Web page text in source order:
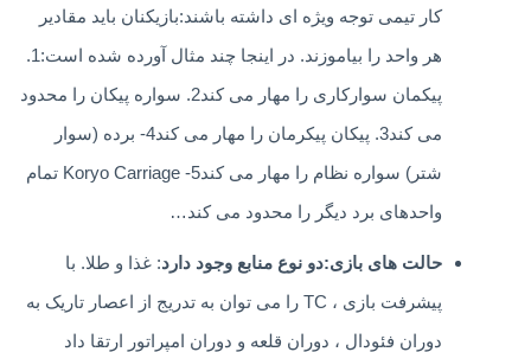
کار تیمی توجه ویژه ای داشته باشند:بازیکنان باید مقادیر
هر واحد را بیاموزند. در اینجا چند مثال آورده شده است:1.
پیکمان سوارکاری را مهار می کند2. سواره پیکان را محدود
می کند3. پیکان پیکرمان را مهار می کند4- برده (سوار
شتر) سواره نظام را مهار می کند5- Koryo Carriage تمام
واحدهای برد دیگر را محدود می کند…
حالت های بازی:دو نوع منابع وجود دارد: غذا و طلا. با
پیشرفت بازی ، TC را می توان به تدریج از اعصار تاریک به
دوران فئودال ، دوران قلعه و دوران امپراتور ارتقا داد